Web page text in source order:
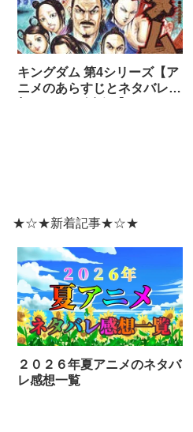
キングダム 第4シリーズ【ア
ニメのあらすじとネタバレ感
★☆★新着記事★☆★
２０２６年夏アニメのネタバ
レ感想一覧